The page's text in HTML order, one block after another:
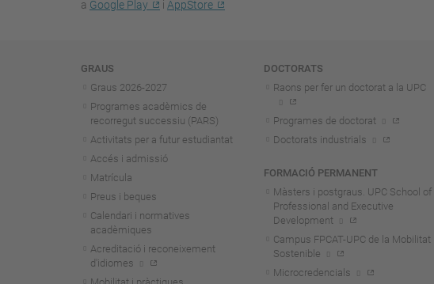
a Google Play i AppStore
Navegació
GRAUS
Graus 2026-2027
Programes acadèmics de
recorregut successiu (PARS)
Activitats per a futur estudiantat
Accés i admissió
Matrícula
Preus i beques
Calendari i normatives
acadèmiques
Acreditació i reconeixement
d'idiomes
DOCTORATS
Raons per fer un doctorat a la UPC
Programes de doctorat
Doctorats industrials
FORMACIÓ PERMANENT
Màsters i postgraus. UPC School of
Professional and Executive
Development
Campus FPCAT-UPC de la Mobilitat
Sostenible
Microcredencials